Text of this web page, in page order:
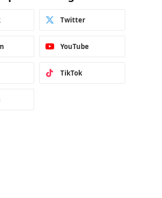
Twitter
YouTube
TikTok